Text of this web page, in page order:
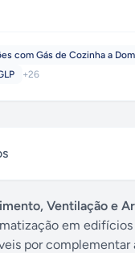
com Gás de Cozinha a
+26
Ventilação e
em
por